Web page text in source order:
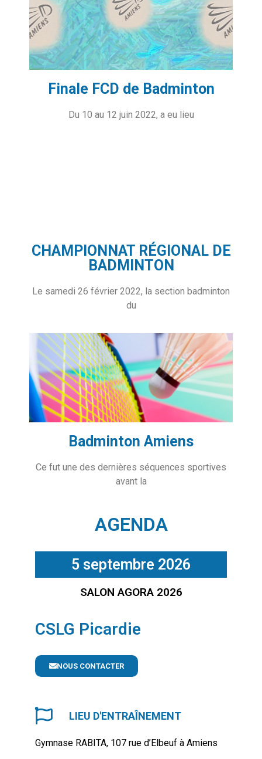
Finale FCD de Badminton
Du 10 au 12 juin 2022, a eu lieu
CHAMPIONNAT RÉGIONAL DE
BADMINTON
Le samedi 26 février 2022, la section badminton
du
Badminton Amiens
Ce fut une des dernières séquences sportives
avant la
AGENDA
5 septembre 2026
SALON AGORA 2026
CSLG Picardie
NOUS CONTACTER
LIEU D'ENTRAÎNEMENT
Gymnase RABITA, 107 rue d’Elbeuf à Amiens